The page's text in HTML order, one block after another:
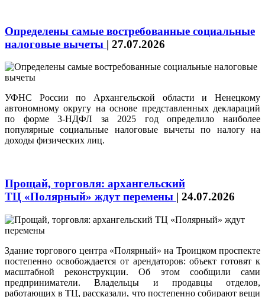
Определены самые востребованные социальные
налоговые вычеты | 27.07.2026
УФНС России по Архангельской области и Ненецкому
автономному округу на основе представленных деклараций
по форме 3-НДФЛ за 2025 год определило наиболее
популярные социальные налоговые вычеты по налогу на
доходы физических лиц.
Прощай, торговля: архангельский
ТЦ «Полярный» ждут перемены | 24.07.2026
Здание торгового центра «Полярный» на Троицком проспекте
постепенно освобождается от арендаторов: объект готовят к
масштабной реконструкции. Об этом сообщили сами
предприниматели. Владельцы и продавцы отделов,
работающих в ТЦ, рассказали, что постепенно собирают вещи